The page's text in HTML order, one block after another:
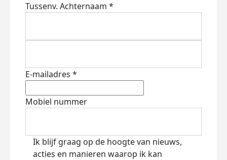
Tussenv. Achternaam *
E-mailadres *
Mobiel nummer
Ik blijf graag op de hoogte van nieuws,
acties en manieren waarop ik kan